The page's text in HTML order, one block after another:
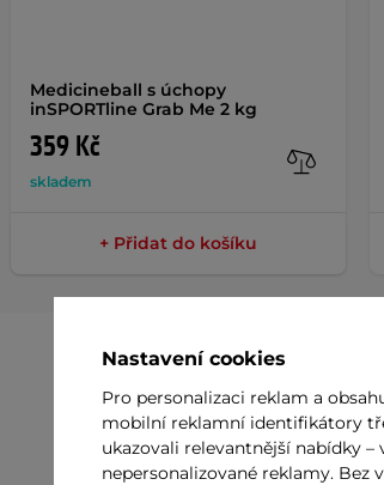
Medicineball s úchopy
inSPORTline Grab Me 2 kg
359 Kč
skladem
+ Přidat do košíku
Nastavení cookies
Pro personalizaci reklam a
mobilní reklamní identifikátory
ukazovali relevantnější nabídky –
nepersonalizované reklamy. Bez